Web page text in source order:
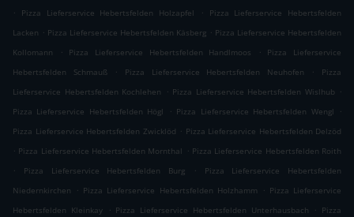
.
Pizza Lieferservice Hebertsfelden Holzapfel .
Pizza Lieferservice Hebertsfelden
Lacken . Pizza Lieferservice Hebertsfelden Käsberg . Pizza Lieferservice Hebertsfelden
Kollomann
. Pizza Lieferservice Hebertsfelden Handlmoos .
Pizza Lieferservice
Hebertsfelden Schmauß
. Pizza Lieferservice Hebertsfelden Neuhofen .
Pizza
Lieferservice Hebertsfelden Kochlehen
. Pizza Lieferservice Hebertsfelden Wislhub .
Pizza Lieferservice Hebertsfelden Högl
. Pizza Lieferservice Hebertsfelden Wengl
.
Pizza Lieferservice Hebertsfelden Zwicklöd . Pizza Lieferservice Hebertsfelden Delzöd
. Pizza Lieferservice Hebertsfelden Mornthal . Pizza Lieferservice Hebertsfelden Roith
.
Pizza Lieferservice Hebertsfelden Burg .
Pizza Lieferservice Hebertsfelden
Niedernkirchen
. Pizza Lieferservice Hebertsfelden Holzhamm . Pizza Lieferservice
Hebertsfelden Kleinkay
. Pizza Lieferservice Hebertsfelden Unterhausbach . Pizza